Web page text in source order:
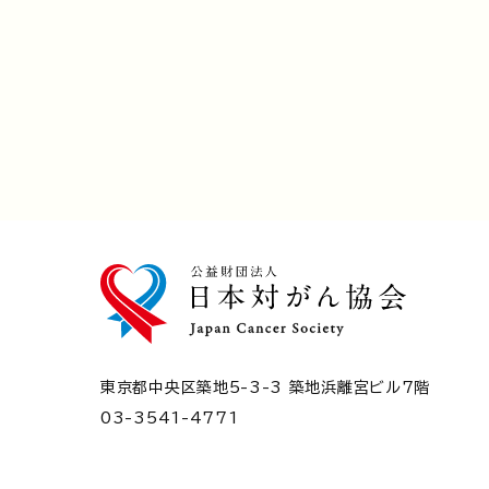
東京都中央区築地5-3-3 築地浜離宮ビル7階
03-3541-4771